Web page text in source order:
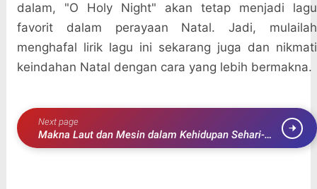
dalam, "O Holy Night" akan tetap menjadi lagu
favorit dalam perayaan Natal. Jadi, mulailah
menghafal lirik lagu ini sekarang juga dan nikmati
keindahan Natal dengan cara yang lebih bermakna.
Next page
Makna Laut dan Mesin dalam Kehidupan Sehari-
hari